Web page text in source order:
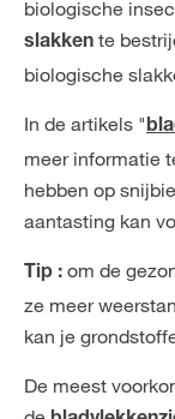
biologische
slakken te
biologische
In de artikels "
meer informatie
hebben op
aantasting kan
Tip : om de
ze meer
kan je
De meest